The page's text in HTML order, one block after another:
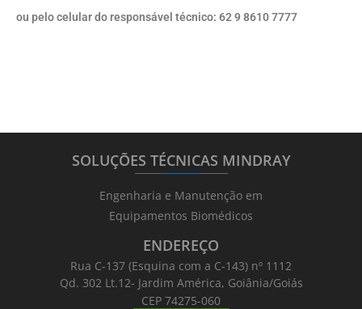
ou pelo celular do responsável técnico: 62 9 8610 7777
SOLUÇÕES TÉCNICAS MINDRAY
_______________________
Engenharia e Manutenção em
Equipamentos Biomédicos
ENDEREÇO
Rua C-137 (Esquina com a C-143) nº 1112
Qd. 302 Lt.12- Jardim América, Goiânia/Goiás
CEP 74275-060